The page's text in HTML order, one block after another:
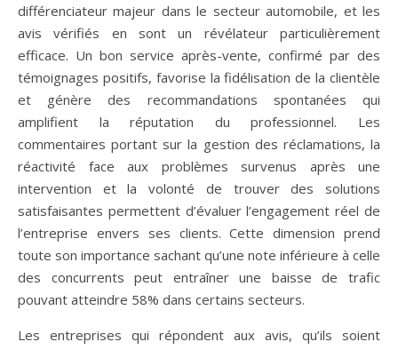
différenciateur majeur dans le secteur automobile, et les
avis vérifiés en sont un révélateur particulièrement
efficace. Un bon service après-vente, confirmé par des
témoignages positifs, favorise la fidélisation de la clientèle
et génère des recommandations spontanées qui
amplifient la réputation du professionnel. Les
commentaires portant sur la gestion des réclamations, la
réactivité face aux problèmes survenus après une
intervention et la volonté de trouver des solutions
satisfaisantes permettent d’évaluer l’engagement réel de
l’entreprise envers ses clients. Cette dimension prend
toute son importance sachant qu’une note inférieure à celle
des concurrents peut entraîner une baisse de trafic
pouvant atteindre 58% dans certains secteurs.
Les entreprises qui répondent aux avis, qu’ils soient